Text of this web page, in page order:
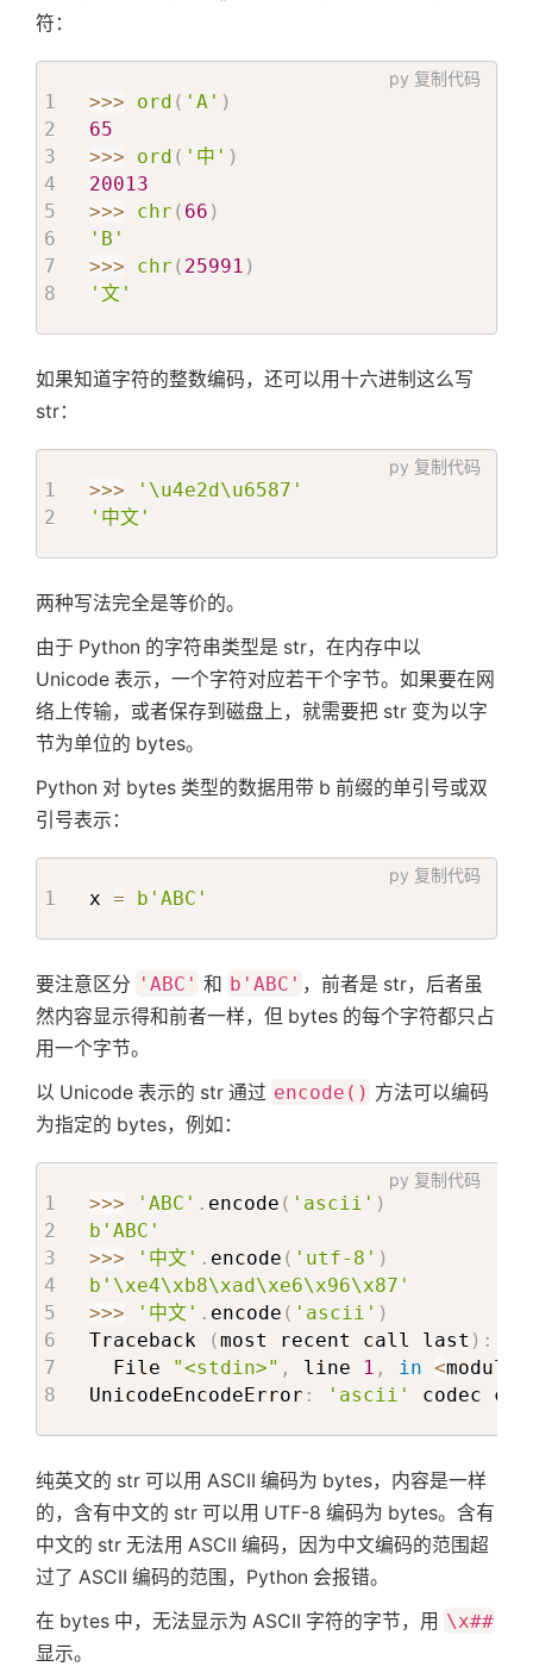
符：
py 复制代码
>>> ord ( 'A' )
65
>>> ord ( '中' )
20013
>>> chr ( 66 )
'B'
>>> chr ( 25991 )
'文'
如果知道字符的整数编码，还可以用十六进制这么写
str：
py 复制代码
>>>
'\u4e2d\u6587'
'中文'
两种写法完全是等价的。
由于 Python 的字符串类型是 str，在内存中以
Unicode 表示，一个字符对应若干个字节。如果要在网
络上传输，或者保存到磁盘上，就需要把 str 变为以字
节为单位的 bytes。
Python 对 bytes 类型的数据用带 b 前缀的单引号或双
引号表示：
py 复制代码
x = b'ABC'
要注意区分 'ABC' 和 b'ABC' ，前者是 str，后者虽
然内容显示得和前者一样，但 bytes 的每个字符都只占
用一个字节。
以 Unicode 表示的 str 通过 encode() 方法可以编码
为指定的 bytes，例如：
py 复制代码
>>> 'ABC' . encode ( 'ascii' )
b'ABC'
>>> '中文' . encode ( 'utf-8' )
b'\xe4\xb8\xad\xe6\x96\x87'
>>> '中文' . encode ( 'ascii' )
Traceback
(most recent call last ) :
  File
"<stdin>" , line 1 , in <module
UnicodeEncodeError : 'ascii' codec
纯英文的 str 可以用 ASCII 编码为 bytes，内容是一样
的，含有中文的 str 可以用 UTF-8 编码为 bytes。含有
中文的 str 无法用 ASCII 编码，因为中文编码的范围超
过了 ASCII 编码的范围，Python 会报错。
在 bytes 中，无法显示为 ASCII 字符的字节，用 \x##
显示。